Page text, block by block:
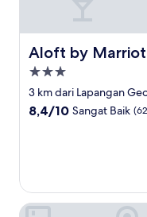
Aloft by
Aloft by Marriott
Properti
bintang
3.0
3 km dari Lapangan
8.4
ulasan)
8,4/10 Sangat Baik
Sunny South Motel